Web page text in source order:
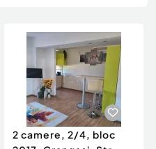
2 camere, 2/4, bloc